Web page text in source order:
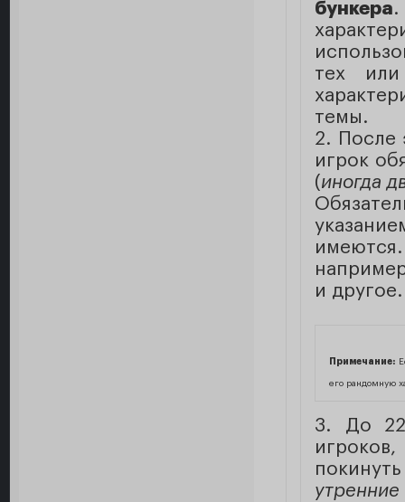
бункера
тех или
темы.
2. После
игрок
(иногда
и другое.
Примечание:
его рандомную
3. До